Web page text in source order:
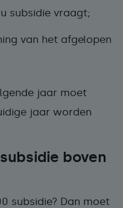
subsidie vraagt;
van het afgelopen
jaar moet
jaar worden
boven
subsidie? Dan moet